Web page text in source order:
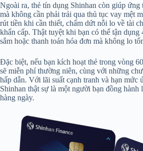
Ngoài ra, thẻ tín dụng Shinhan còn giúp ứng
mà không cần phải trải qua thủ tục vay mệt
rút tiền khi cần thiết, chấm dứt nỗi lo về tài
khẩn cấp. Thật tuyệt khi bạn có thể tận dụng
sắm hoặc thanh toán hóa đơn mà không lo
Đặc biệt, nếu bạn kích hoạt thẻ trong vòng
sẽ miễn phí thường niên, cùng với những
hấp dẫn. Với lãi suất cạnh tranh và hạn mức
Shinhan thật sự là một người bạn đồng
hàng ngày.